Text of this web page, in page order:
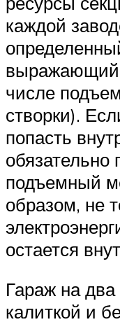
каждой
числе
створки).
попасть
подъемный
образом, не
остается
Гараж на
калиткой и